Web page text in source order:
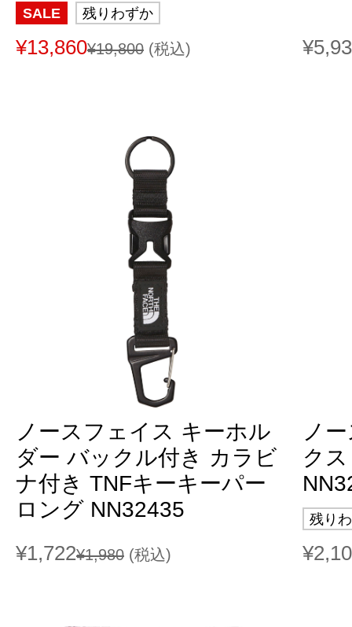
SALE 残りわずか
¥13,860¥19,800 (税込)
ノースフェイス キーホル
ダー バックル付き カラビ
ナ付き TNFキーキーパー
ロング NN32435
¥1,722¥1,980 (税込)
ノ
ク
残り